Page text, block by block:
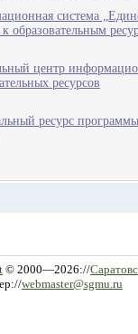
система
к образовательным
центр
ресурсов
ресурс программы
© 2000—2026://
webmaster@sgmu.ru